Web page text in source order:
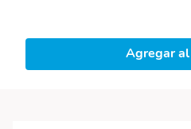
Agregar